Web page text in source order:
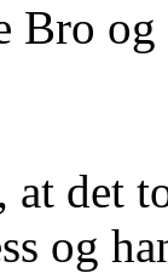
Bro
at det
og